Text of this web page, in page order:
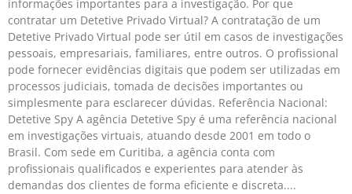
informações importantes para a investigação. Por que
contratar um Detetive Privado Virtual? A contratação de um
Detetive Privado Virtual pode ser útil em casos de investigações
pessoais, empresariais, familiares, entre outros. O profissional
pode fornecer evidências digitais que podem ser utilizadas em
processos judiciais, tomada de decisões importantes ou
simplesmente para esclarecer dúvidas. Referência Nacional:
Detetive Spy A agência Detetive Spy é uma referência nacional
em investigações virtuais, atuando desde 2001 em todo o
Brasil. Com sede em Curitiba, a agência conta com
profissionais qualificados e experientes para atender às
demandas dos clientes de forma eficiente e discreta.